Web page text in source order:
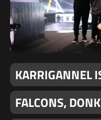
KARRIGANNEL
FALCONS,